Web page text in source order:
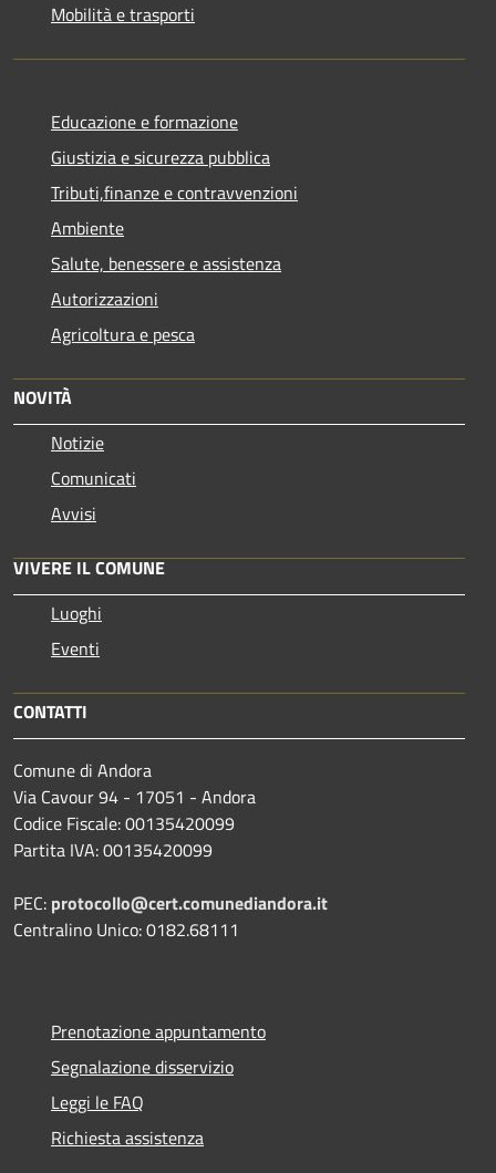
Mobilità e trasporti
Educazione e formazione
Giustizia e sicurezza pubblica
Tributi,finanze e contravvenzioni
Ambiente
Salute, benessere e assistenza
Autorizzazioni
Agricoltura e pesca
NOVITÀ
Notizie
Comunicati
Avvisi
VIVERE IL COMUNE
Luoghi
Eventi
CONTATTI
Comune di Andora
Via Cavour 94 - 17051 - Andora
Codice Fiscale: 00135420099
Partita IVA: 00135420099
PEC: protocollo@cert.comunediandora.it
Centralino Unico: 0182.68111
Prenotazione appuntamento
Segnalazione disservizio
Leggi le FAQ
Richiesta assistenza